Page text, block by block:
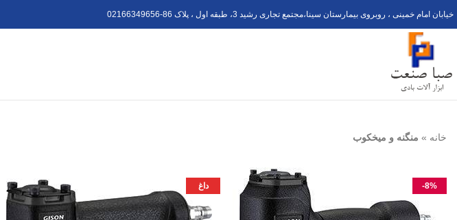
خیابان امام خمینی ، روبروی بیمارستان سینا،مجتمع تجاری رشید 3، طبقه اول ، پلاک 6 02166349656-8
خانه » منگنه و میخکوب
-8% داغ